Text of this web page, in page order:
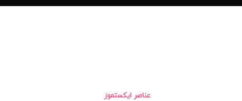
عناصر ایکستموز